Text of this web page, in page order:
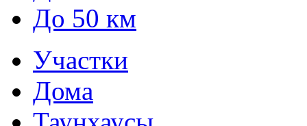
До 50 км
Участки
Дома